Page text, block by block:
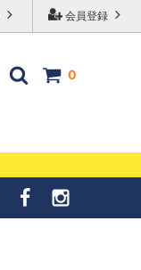
会員登録
0